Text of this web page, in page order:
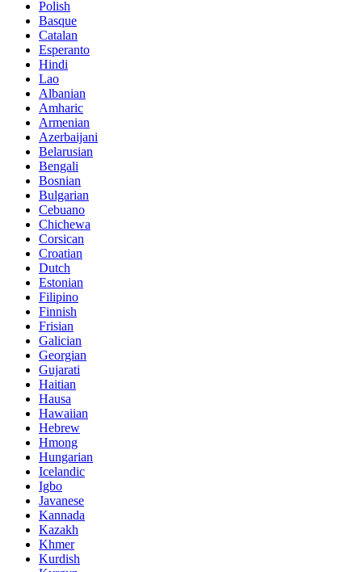
Polish
Basque
Catalan
Esperanto
Hindi
Lao
Albanian
Amharic
Armenian
Azerbaijani
Belarusian
Bengali
Bosnian
Bulgarian
Cebuano
Chichewa
Corsican
Croatian
Dutch
Estonian
Filipino
Finnish
Frisian
Galician
Georgian
Gujarati
Haitian
Hausa
Hawaiian
Hebrew
Hmong
Hungarian
Icelandic
Igbo
Javanese
Kannada
Kazakh
Khmer
Kurdish